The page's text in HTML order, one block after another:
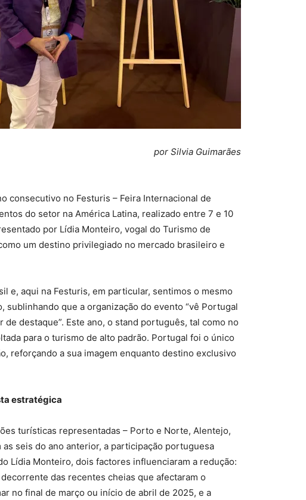
por Silvia Guimarães
consecutivo no Festuris – Feira Internacional de
do setor na América Latina, realizado entre 7 e 10
por Lídia Monteiro, vogal do Turismo de
um destino privilegiado no mercado brasileiro e
e, aqui na Festuris, em particular, sentimos o mesmo
sublinhando que a organização do evento “vê Portugal
destaque”. Este ano, o stand português, tal como no
para o turismo de alto padrão. Portugal foi o único
reforçando a sua imagem enquanto destino exclusivo
estratégica
turísticas representadas – Porto e Norte, Alentejo,
seis do ano anterior, a participação portuguesa
Lídia Monteiro, dois factores influenciaram a redução:
das recentes cheias que afectaram o
no final de março ou início de abril de 2025, e a